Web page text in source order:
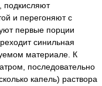
подкисляют
и перегоняют с
первые порции
синильная
материале. К
последовательно
капель) раствора